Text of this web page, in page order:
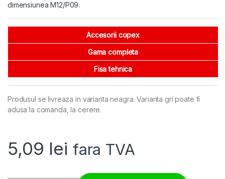
dimensiunea M12/P09.
Accesorii copex
Gama completa
Fisa tehnica
Produsul se livreaza in varianta neagra. Varianta gri poate fi
adusa la comanda, la cerere.
5,09 lei fara TVA